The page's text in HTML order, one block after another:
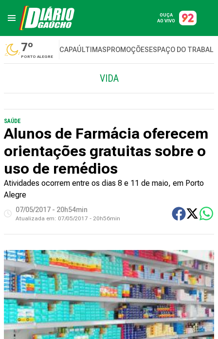
OUÇA
AO VIVO
7º
PORTO ALEGRE
CAPAÚLTIMASPROMOÇÕESESPAÇO DO
VIDA
SAÚDE
Alunos de Farmácia oferecem
orientações gratuitas sobre o
uso de remédios
Atividades ocorrem entre os dias 8 e 11 de maio, em Porto
Alegre
07/05/2017 - 20h54min
Atualizada em: 07/05/2017 - 20h56min